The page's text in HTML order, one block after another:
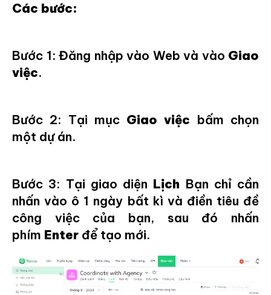
Các bước:
Bước 1: Đăng nhập vào Web và vào Giao
việc.
Bước 2: Tại mục Giao việc bấm chọn
một dự án.
Bước 3: Tại giao diện Lịch Bạn chỉ cần
nhấn vào ô 1 ngày bất kì và điền tiêu đề
công việc của bạn, sau đó nhấn
phím Enter để tạo mới.